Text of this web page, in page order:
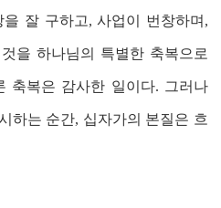
을 잘 구하고,사업이 번창하며 ,
을 하나님의 특별한 축복으로
축복은 감사한 일이다. 그러나
하는 순간, 십자가의 본질은 흐